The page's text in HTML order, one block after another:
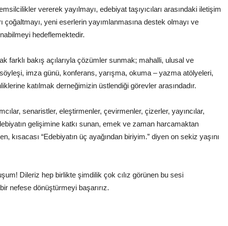
vererek yayılmayı, edebiyat taşıyıcıları arasındaki iletişim
yeni eserlerin yayımlanmasına destek olmayı ve
hedeflemektedir.
farklı bakış açılarıyla çözümler sunmak; mahalli, ulusal ve
imza günü, konferans, yarışma, okuma – yazma atölyeleri,
katılmak derneğimizin üstlendiği görevler arasındadır.
senaristler, eleştirmenler, çevirmenler, çizerler, yayıncılar,
gelişimine katkı sunan, emek ve zaman harcamaktan
kısacası “Edebiyatın üç ayağından biriyim.” diyen on sekiz yaşını
Dileriz hep birlikte şimdilik çok cılız görünen bu sesi
nefese dönüştürmeyi başarırız.